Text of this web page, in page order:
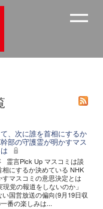
、次に誰を首相にするか
部の守護霊が明かすマス
霊言Pick Up マスコミは談
にするか決めている NHK
マスコミの意思決定とは
現党の報道をしないのか」
国営放送の偏向(9月19日収
番の楽しみは...